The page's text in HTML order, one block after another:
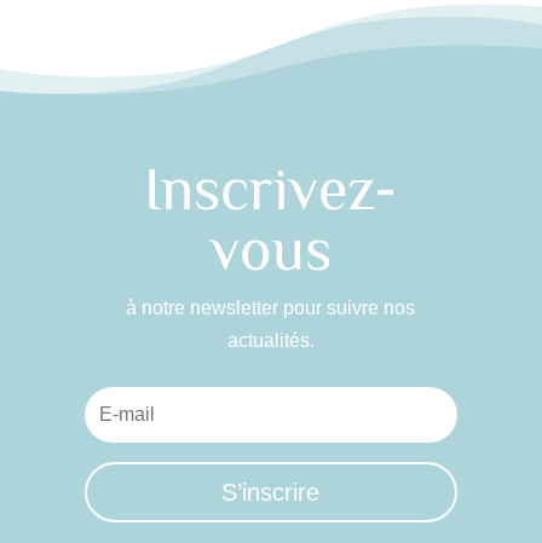
Inscrivez-
vous
à notre newsletter pour suivre nos
actualités.
S’inscrire